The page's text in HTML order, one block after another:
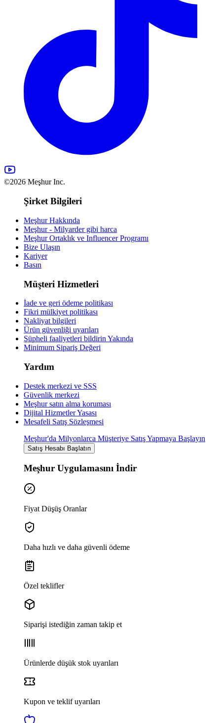
©2026 Meşhur Inc.
Şirket Bilgileri
Meşhur Hakkında
Meşhur - Milyarder gibi harca
Meşhur Ortaklık ve Influencer Programı
Bize Ulaşın
Kariyer
Basın
Müşteri Hizmetleri
İade ve geri ödeme politikası
Fikri mülkiyet politikası
Nakliyat bilgileri
Ürün güvenliği uyarıları
Şüpheli faaliyetleri bildirin Yakında
Minimum Sipariş Değeri
Yardım
Destek merkezi ve SSS
Güvenlik merkezi
Meşhur satın alma koruması
Dijital Hizmetler Yasası
Mesafeli Satış Sözleşmesi
Meşhur'da Milyonlarca Müşteriye Satış Yapmaya Başlayın
Satış Hesabı Başlatın
Meşhur Uygulamasını İndir
Fiyat Düşüş Oranlar
Daha hızlı ve daha güvenli ödeme
Özel teklifler
Siparişi istediğin zaman takip et
Ürünlerde düşük stok uyarıları
Kupon ve teklif uyarıları